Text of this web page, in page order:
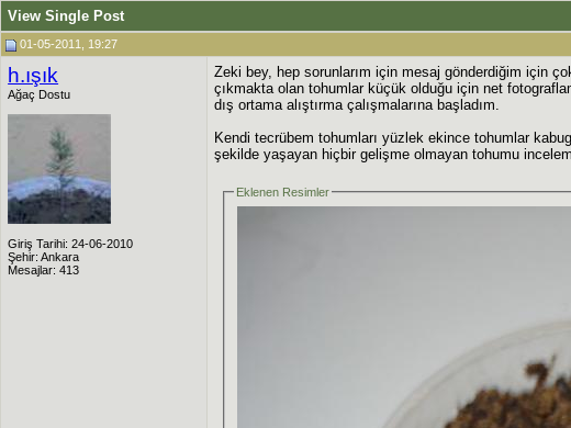
View Single Post
01-05-2011, 19:27
h.ışık
Ağaç Dostu
Giriş Tarihi: 24-06-2010
Şehir: Ankara
Mesajlar: 413
Zeki bey, hep sorunlarım için mesaj gönderdiğim için
çıkmakta olan tohumlar küçük olduğu için net
dış ortama alıştırma çalışmalarına başladım.
Kendi tecrübem tohumları yüzlek ekince tohumlar
şekilde yaşayan hiçbir gelişme olmayan tohumu
Eklenen Resimler